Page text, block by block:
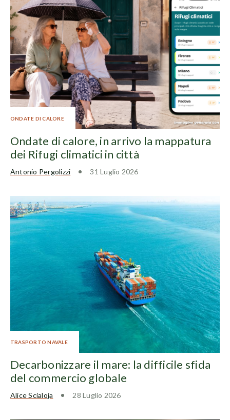
ONDATE DI CALORE
Ondate di calore, in arrivo la mappatura
dei Rifugi climatici in città
Antonio Pergolizzi 31 Luglio 2026
TRASPORTO NAVALE
Decarbonizzare il mare: la difficile sfida
del commercio globale
Alice Scialoja 28 Luglio 2026